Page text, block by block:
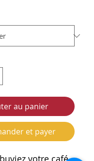
au panier
et payer